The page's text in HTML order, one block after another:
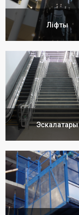
Ліфты
Эскалатары